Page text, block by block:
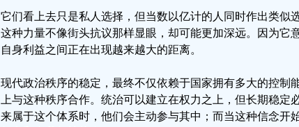
它们看上去只是私人选择，但当数以亿计的人同时作出类似
这种力量不像街头抗议那样显眼，却可能更加深远。因为它
自身利益之间正在出现越来越大的距离。
现代政治秩序的稳定，最终不仅依赖于国家拥有多大的控制
上与这种秩序合作。统治可以建立在权力之上，但长期稳定
来属于这个体系时，他们会主动参与其中；而当这种信念开